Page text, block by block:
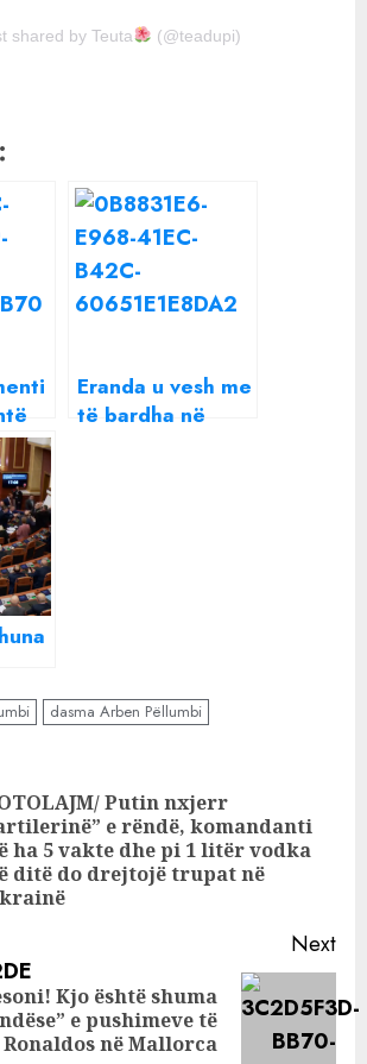
shared by Teuta (@teadupi)
Eranda u vesh me
të bardha në
dasma Arben Pëllumbi
Putin nxjerr
e rëndë, komandanti
ha 5 vakte dhe pi 1 litër vodka
ditë do drejtojë trupat në
Next
Kjo është shuma
e pushimeve të
Ronaldos në Mallorca